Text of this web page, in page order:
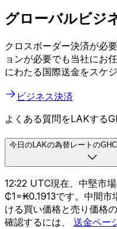
グローバルビジ
クロスボーダー決済が必
ョンが必要でも当社にお
にわたる国際送金をスケ
ビジネス決済
よくある質問をLAKする
今日のLAKの為替レートの
12:22 UTC現在、中堅市
₵1=₭0.1913です。中間市
ける買い価格と売り価格
確認するには、 送金ペー